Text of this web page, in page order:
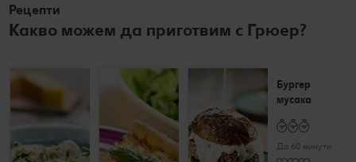
Рецепти
Какво можем да приготвим с Грюер?
Кюфтета
Брей! в сос
До 60 минути
Бургер
мусака
До 60 минути